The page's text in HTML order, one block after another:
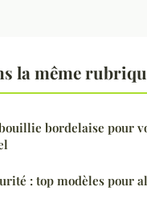
la même
bordelaise pour
: top modèles pour